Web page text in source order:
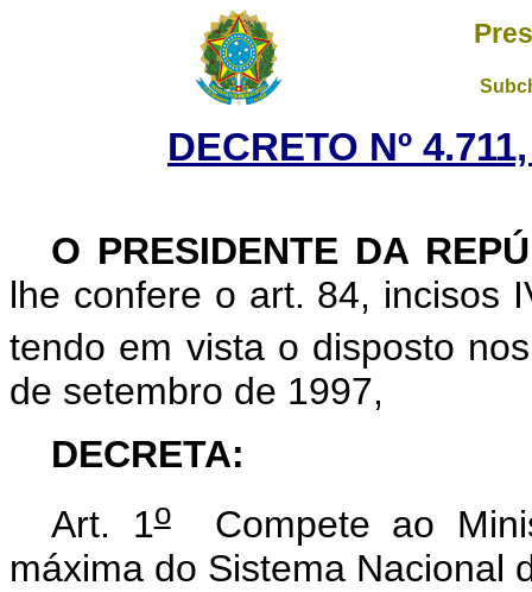
DECRETO Nº
O PRESIDENTE DA
lhe confere o art. 84, incisos
tendo em vista o disposto
de setembro de 1997,
DECRETA:
Art. 1oCompete ao
máxima do Sistema Nacional